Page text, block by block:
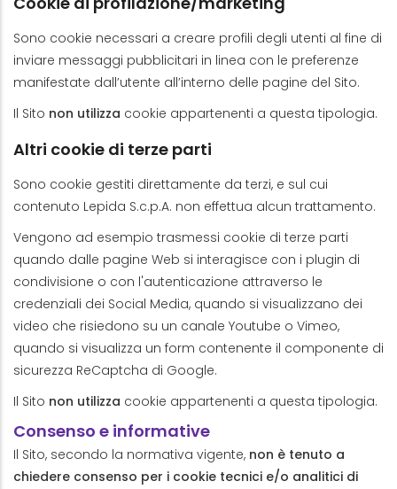
Sono cookie necessari a creare profili degli utenti al fine di
inviare messaggi pubblicitari in linea con le preferenze
manifestate dall’utente all’interno delle pagine del Sito.
Il Sito non utilizza cookie appartenenti a questa tipologia.
Altri cookie di terze parti
Sono cookie gestiti direttamente da terzi, e sul cui
contenuto Lepida S.c.p.A. non effettua alcun trattamento.
Vengono ad esempio trasmessi cookie di terze parti
quando dalle pagine Web si interagisce con i plugin di
condivisione o con l'autenticazione attraverso le
credenziali dei Social Media, quando si visualizzano dei
video che risiedono su un canale Youtube o Vimeo,
quando si visualizza un form contenente il componente di
sicurezza ReCaptcha di Google.
Il Sito non utilizza cookie appartenenti a questa tipologia.
Consenso e informative
Il Sito, secondo la normativa vigente, non è tenuto a
chiedere consenso per i cookie tecnici e/o analitici di